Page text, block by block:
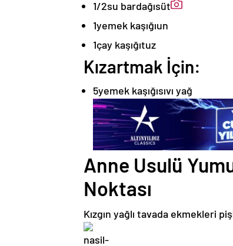
1/2su bardağısüt
1yemek kaşığıun
1çay kaşığıtuz
Kızartmak İçin:
5yemek kaşığısıvı yağ
Anne Usulü
Noktası
Kızgın yağlı tavada ekmekleri